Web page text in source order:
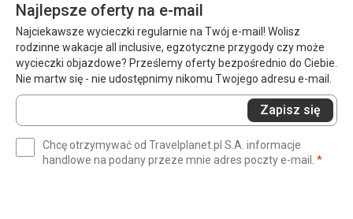
Najlepsze oferty na e-mail
Najciekawsze wycieczki regularnie na Twój e-mail! Wolisz
rodzinne wakacje all inclusive, egzotyczne przygody czy może
wycieczki objazdowe? Prześlemy oferty bezpośrednio do Ciebie.
Nie martw się - nie udostępnimy nikomu Twojego adresu e-mail.
Wprowadź
swój
(wymagane)
Zapisz się
Chcę otrzymywać od Travelplanet.pl S.A. informacje
handlowe na podany przeze mnie adres poczty e-mail. *